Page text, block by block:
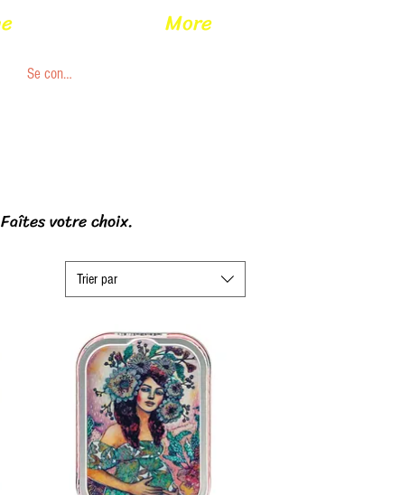
More
Se connecter
votre choix.
Trier par